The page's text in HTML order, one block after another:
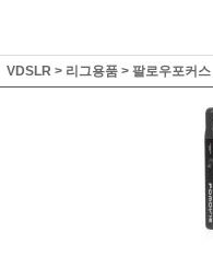
VDSLR > 리그용품 > 팔로우포커스